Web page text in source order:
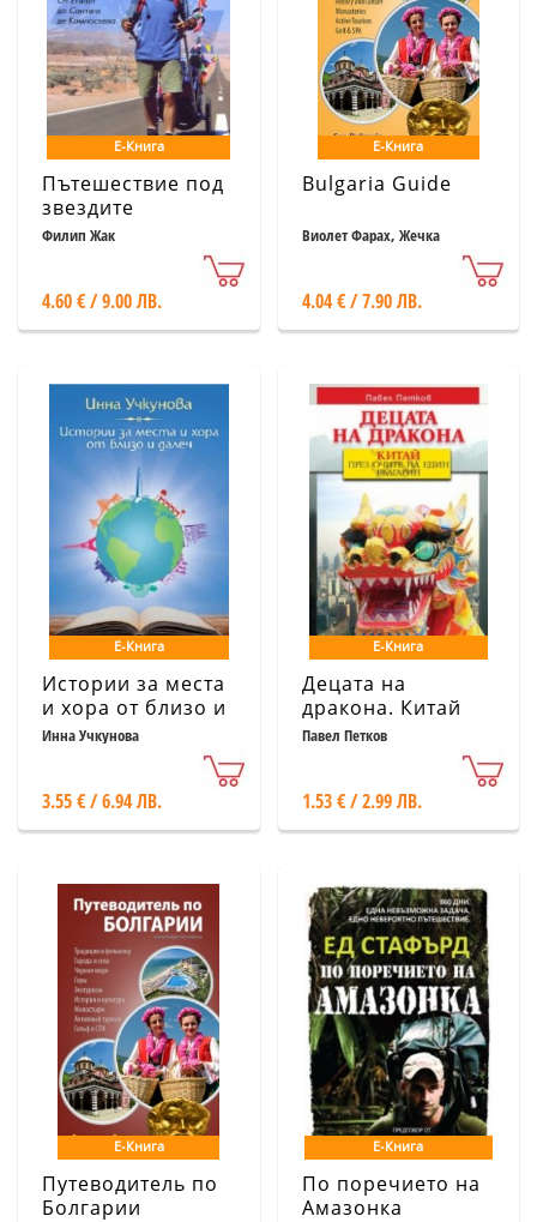
Е-Книга
Пътешествие под
звездите
Филип Жак
4.60 € / 9.00 ЛВ.
Е-Книга
Bulgaria Guide
Виолет Фарах, Жечка
4.04 € / 7.90 ЛВ.
Е-Книга
Истории за места
и хора от близо и
далеч
Инна Учкунова
3.55 € / 6.94 ЛВ.
Е-Книга
Децата на
дракона. Китай
през очите на
Павел Петков
1.53 € / 2.99 ЛВ.
Е-Книга
Путеводитель по
Болгарии
Е-Книга
По поречието на
Амазонка